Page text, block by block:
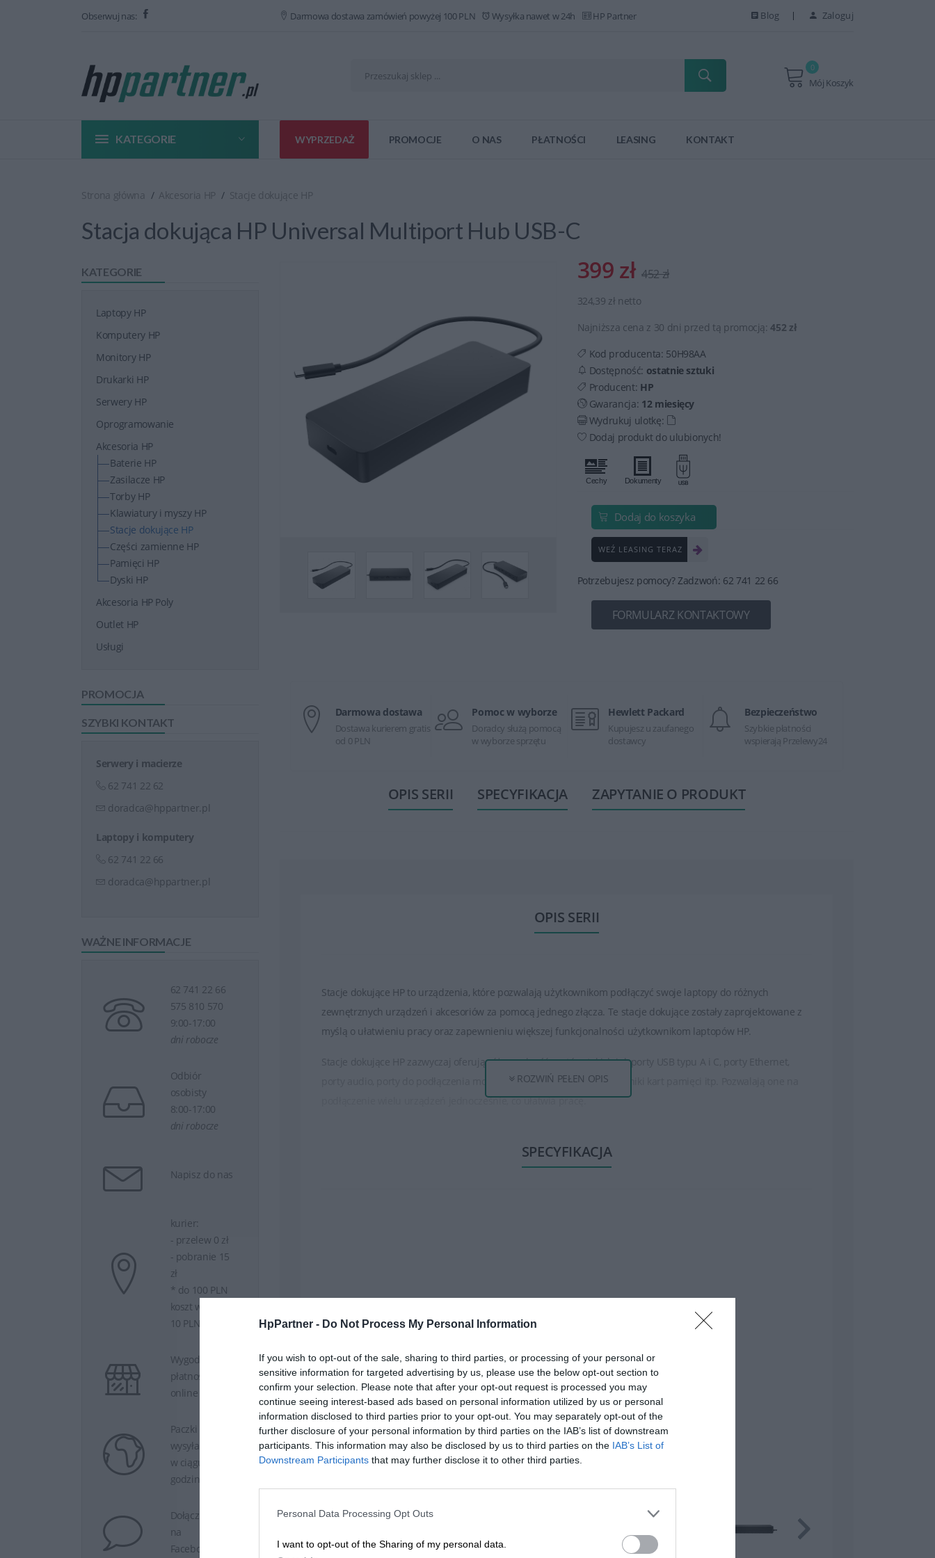
HpPartner - Do Not Process My Personal Information
If you wish to opt-out of the sale, sharing to third parties, or processing of your personal or
sensitive information for targeted advertising by us, please use the below opt-out section to
confirm your selection. Please note that after your opt-out request is processed you may
continue seeing interest-based ads based on personal information utilized by us or personal
information disclosed to third parties prior to your opt-out. You may separately opt-out of the
further disclosure of your personal information by third parties on the IAB’s list of downstream
participants. This information may also be disclosed by us to third parties on the IAB’s List of
Downstream Participants that may further disclose it to other third parties.
Personal Data Processing Opt Outs
I want to opt-out of the Sharing of my personal data.
Obserwuj nas: Darmowa dostawa zamówień powyżej 100 PLN Wysyłka nawet w 24h HP Partner Blog Zaloguj
Mój Koszyk
0
KATEGORIE WYPRZEDAŻ PROMOCJE O NAS PŁATNOŚCI LEASING KONTAKT
Strona główna Akcesoria HP Stacje dokujące HP
Stacja dokująca HP Universal Multiport Hub USB-C
KATEGORIE
Laptopy HP
Komputery HP
Monitory HP
Drukarki HP
Serwery HP
Oprogramowanie
Akcesoria HP
Baterie HP
Zasilacze HP
Torby HP
Klawiatury i myszy HP
Stacje dokujące HP
Części zamienne HP
Pamięci HP
Dyski HP
Akcesoria HP Poly
Outlet HP
Usługi
PROMOCJA
SZYBKI KONTAKT
Serwery i macierze
62 741 22 62
doradca@hppartner.pl
Laptopy i komputery
62 741 22 66
doradca@hppartner.pl
WAŻNE INFORMACJE
62 741 22 66
575 810 570
9:00-17:00
dni robocze
Odbiór
osobisty
8:00-17:00
dni robocze
Napisz do nas
kurier:
- przelew 0 zł
- pobranie 15
zł
* do 100 PLN
koszt wysyłki
10 PLN
Wygodne
płatności
online
Paczki
wysyłamy
w ciągu 24
godzin.
Dołącz do nas
na
Facebooku.
399 zł 452 zł
324,39 zł netto
Najniższa cena z 30 dni przed tą promocją:452 zł
Kod producenta: 50H98AA
Dostępność: ostatnie sztuki
Producent: HP
Gwarancja: 12 miesięcy
Wydrukuj ulotkę:
Dodaj produkt do ulubionych!
Dodaj do koszyka
WEŹ LEASING TERAZ
Potrzebujesz pomocy? Zadzwoń: 62 741 22 66
FORMULARZ KONTAKTOWY
Darmowa dostawa
Dostawa kurierem gratis
od 0 PLN
Pomoc w wyborze
Doradcy służą pomocą
w wyborze sprzętu
Hewlett Packard
Kupujesz u zaufanego
dostawcy
Bezpieczeństwo
Szybkie płatności
wspierają Przelewy24
OPIS SERII SPECYFIKACJA ZAPYTANIE O PRODUKT
OPIS SERII
Stacje dokujące HP to urządzenia, które pozwalają użytkownikom podłączyć swoje laptopy do różnych
zewnętrznych urządzeń i akcesoriów za pomocą jednego złącza. Te stacje dokujące zostały zaprojektowane z
myślą o ułatwieniu pracy oraz zapewnieniu większej funkcjonalności użytkownikom laptopów HP.
Stacje dokujące HP zazwyczaj oferują różnorodność portów, takich jak porty USB typu A i C, porty Ethernet,
porty audio, porty do podłączenia monitorów (HDMI, DisplayPort), czytniki kart pamięci itp. Pozwalają one na
podłączenie wielu urządzeń jednocześnie, co ułatwia pracę.
osobnego zasilacza do komputera przenośnego.
ROZWIŃ PEŁEN OPIS
SPECYFIKACJA